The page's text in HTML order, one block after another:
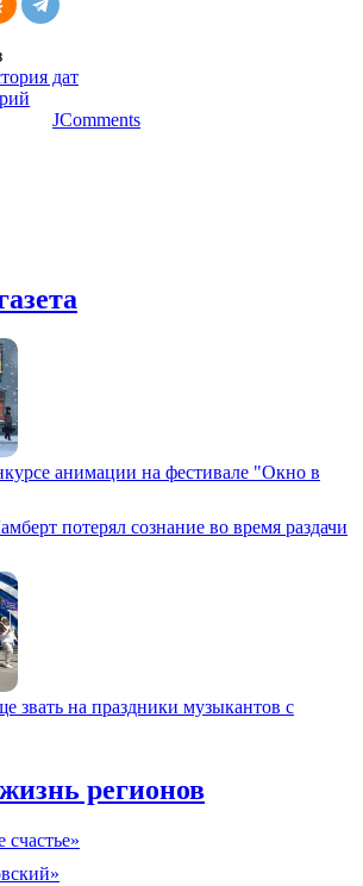
дат
JComments
анимации на фестивале "Окно в
потерял сознание во время раздачи
звать на праздники музыкантов с
регионов